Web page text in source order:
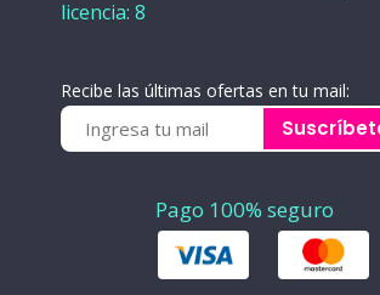
licencia: 8
Recibe las últimas ofertas en tu mail:
Pago 100% seguro